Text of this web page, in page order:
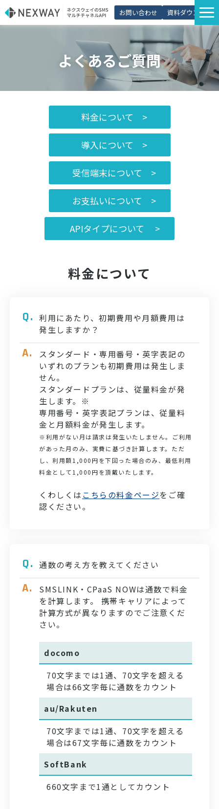
お問い合わせ 資料ダウンロード
選ばれる理由
プラン・価格
導入事例
活用シーン
コラム
パートナー制度
よくあるご質問
料金について >
導入について >
受信端末について >
お支払いについて >
APIタイプについて >
料金について
利用にあたり、初期費用や月額費用は
発生しますか？
スタンダード・専用番号・英字表記の
いずれのプランも初期費用は発生しま
せん。
スタンダードプランは、従量料金が発
生します。※
専用番号・英字表記プランは、従量料
金と月額料金が発生します。
※利用がない月は請求は発生いたしません。ご利用
があった月のみ、実費に基づき計算します。ただ
し、利用額1,000円を下回った場合のみ、最低利用
料金として1,000円を頂戴いたします。
くわしくは こちらの料金ページをご確
認ください。
通数の考え方を教えてください
SMSLINK・CPaaS NOWは通数で料金
を計算します。 携帯キャリアによって
計算方式が異なりますのでご注意くだ
さい。
docomo
70文字までは1通、70文字を超える
場合は66文字毎に通数をカウント
au/Rakuten
70文字までは1通、70文字を超える
場合は67文字毎に通数をカウント
SoftBank
660文字まで1通としてカウント